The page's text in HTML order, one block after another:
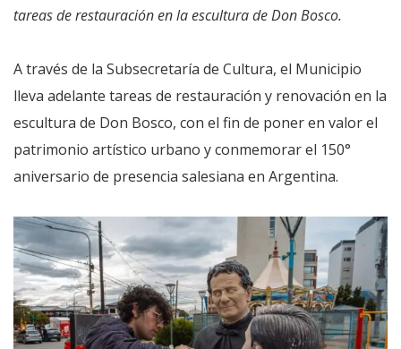
tareas de restauración en la escultura de Don Bosco.
A través de la Subsecretaría de Cultura, el Municipio
lleva adelante tareas de restauración y renovación en la
escultura de Don Bosco, con el fin de poner en valor el
patrimonio artístico urbano y conmemorar el 150°
aniversario de presencia salesiana en Argentina.